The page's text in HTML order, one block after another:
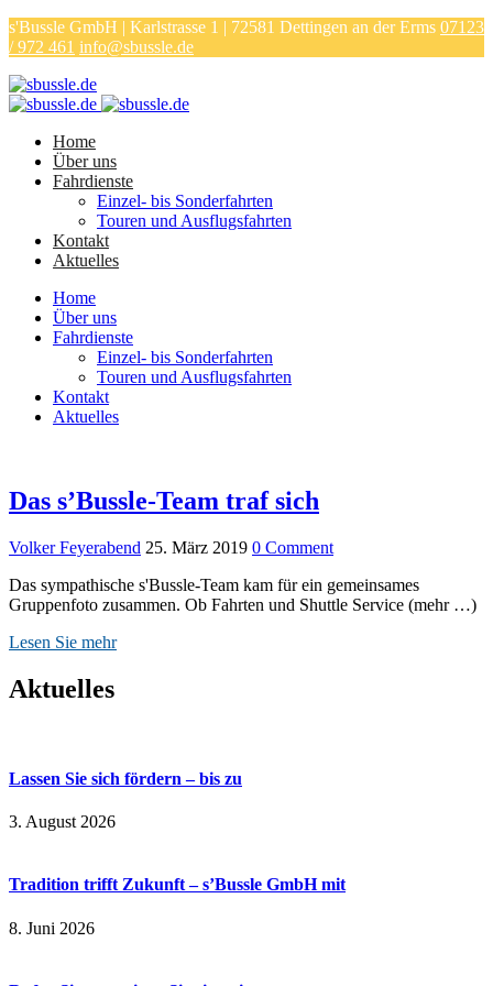
s'Bussle GmbH | Karlstrasse 1 | 72581 Dettingen an der Erms 07123
/ 972 461 info@sbussle.de
Home
Über uns
Fahrdienste
Einzel- bis Sonderfahrten
Touren und Ausflugsfahrten
Kontakt
Aktuelles
Home
Über uns
Fahrdienste
Einzel- bis Sonderfahrten
Touren und Ausflugsfahrten
Kontakt
Aktuelles
Das s’Bussle-Team traf sich
Volker Feyerabend 25. März 2019 0 Comment
Das sympathische s'Bussle-Team kam für ein gemeinsames
Gruppenfoto zusammen. Ob Fahrten und Shuttle Service (mehr …)
Lesen Sie mehr
Aktuelles
Lassen Sie sich fördern – bis zu
3. August 2026
Tradition trifft Zukunft – s’Bussle GmbH mit
8. Juni 2026